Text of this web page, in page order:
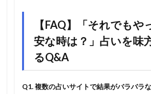
【FAQ】「それでもや
安な時は？」占いを味
るQ&A
Q1. 複数の占いサイトで結果がバラバラ